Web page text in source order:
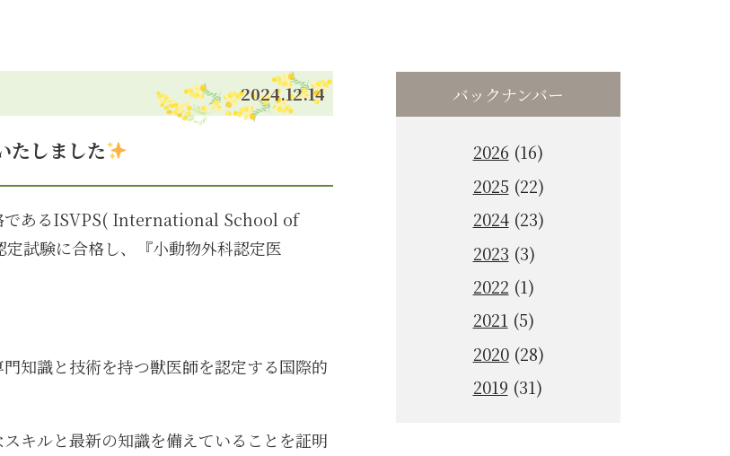
2024.12.14
たしました
であるISVPS( International School of
試験に合格し、『小動物外科認定医
知識と技術を持つ獣医師を認定する国際的
キルと最新の知識を備えていることを証明
バックナンバー
2026 (16)
2025 (22)
2024(23)
2023 (3)
2022 (1)
2021 (5)
2020(28)
2019 (31)